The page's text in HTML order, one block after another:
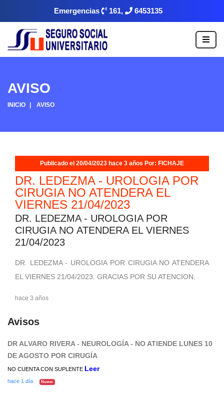
Emergencias 161, 6453135
AVISO
INICIO AVISO
Publicado el 20/04/2023 hace 3 años Por: FICHAJE
DR. LEDEZMA - UROLOGIA POR
CIRUGIA NO ATENDERA EL
VIERNES 21/04/2023
DR. LEDEZMA - UROLOGIA POR
CIRUGIA NO ATENDERA EL VIERNES
21/04/2023
DR. LEDEZMA - UROLOGIA POR CIRUGIA NO ATENDERA
EL VIERNES 21/04/2023. GRACIAS POR SU ATENCION.
hace 3 años
Avisos
DR ALVARO RIVERA - NEUROLOGÍA - NO ATIENDE LUNES 10
DE AGOSTO POR CIRUGÍA
NO CUENTA CON SUPLENTE Leer
hace 1 día Nuevo